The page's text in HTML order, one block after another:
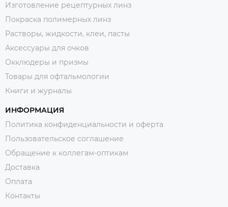
Изготовление рецептурных линз
Покраска полимерных линз
Растворы, жидкости, клеи, пасты
Аксессуары для очков
Окклюдеры и призмы
Товары для офтальмологии
Книги и журналы
ИНФОРМАЦИЯ
Политика конфиденциальности и оферта
Пользовательское соглашение
Обращение к коллегам-оптикам
Доставка
Оплата
Контакты